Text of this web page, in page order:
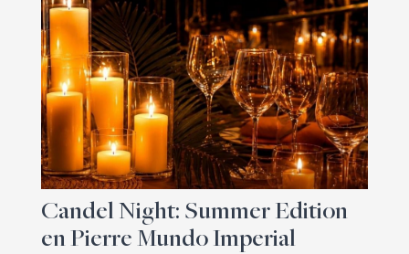
Candel Night: Summer Edition
en Pierre Mundo Imperial